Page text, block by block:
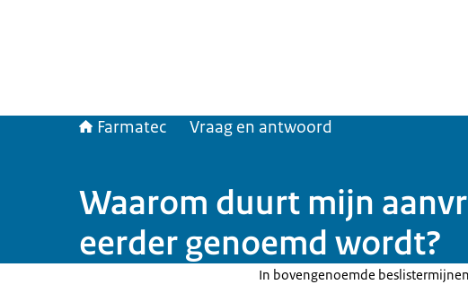
Farmatec Vraag en antwoord
Waarom duurt mijn
eerder genoemd wordt?
In bovengenoemde